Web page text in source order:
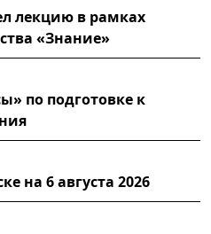
лекцию в рамках
«Знание»
по подготовке к
на 6 августа 2026